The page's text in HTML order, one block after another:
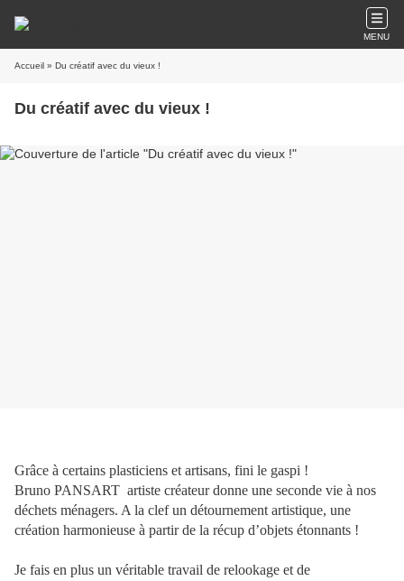
MENU
Accueil » Du créatif avec du vieux !
Du créatif avec du vieux !
Grâce à certains plasticiens et artisans, fini le gaspi !
Bruno PANSART artiste créateur donne une seconde vie à nos
déchets ménagers. A la clef un détournement artistique, une
création harmonieuse à partir de la récup d’objets étonnants !
Je fais en plus un véritable travail de relookage et de